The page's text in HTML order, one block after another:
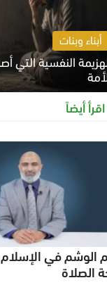
أبناء وبنات
النفسية التي
الخميس 6 أغسطس 2026 11:12 ص
اقرأ أيضاً
الوشم في
الصلاة